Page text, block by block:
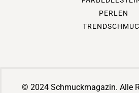
PERLEN
© 2024 Schmuckmagazin. Alle